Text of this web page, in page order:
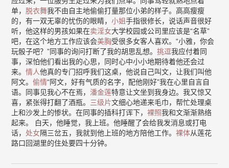
单， 脱衣舞我不由自主地偷偷打量那位小弟的样子。高高瘦瘦
的，有一双无辜的忧伤的眼睛，小姐手指很修长，说话声音很好
听，他这样的男孩如果在卖淫女大学校园或公司里应该是“名草”
吧，在这个地方工作应该会美胸受很多女客人喜欢。“小雅，你会
玩骰子吧？”同事的询问打断了我的胡思乱想。挑逗我应付着同
事，深怕他们看出我的心思，同时心中小小地期待着他还会过
来。情人他真的专门招呼我们这桌，他说自己叫文，让我们叫他
阿文。偷情“阿文，好有气质的名字，配他刚好”我在心里自言自
语。同事见我心不在焉， 潘金莲特意让文坐到我身边。我又惊又
喜，紧张得打翻了酒瓶。 三级片文细心地递来毛巾，帮忙处理桌
上和沙发上的惨状。在同事的插科打诨下，裸照我和文渐渐熟络
起来。 白天，他睡觉，我上班。他睡醒了会给我发消息或打电
话， 处女隔三岔五，我就到他上班的地方陪他工作。裸体从莲花
路口回湖里的住处要四十分钟。